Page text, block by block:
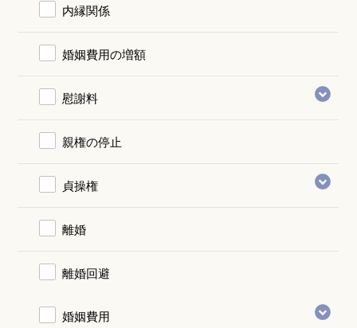
内縁関係
婚姻費用の増額
慰謝料
親権の停止
貞操権
離婚
離婚回避
婚姻費用